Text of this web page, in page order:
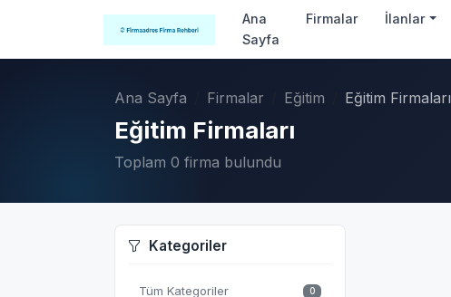
Ana
Sayfa
Firmalar İlanlar
Ana Sayfa Firmalar Eğitim Eğitim Firmaları
Eğitim Firmaları
Toplam 0 firma bulundu
Kategoriler
Tüm Kategoriler 0